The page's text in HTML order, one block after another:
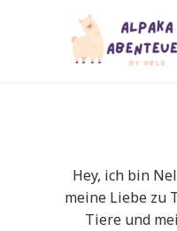
Hey, ich bin
meine Liebe zu
Tiere und